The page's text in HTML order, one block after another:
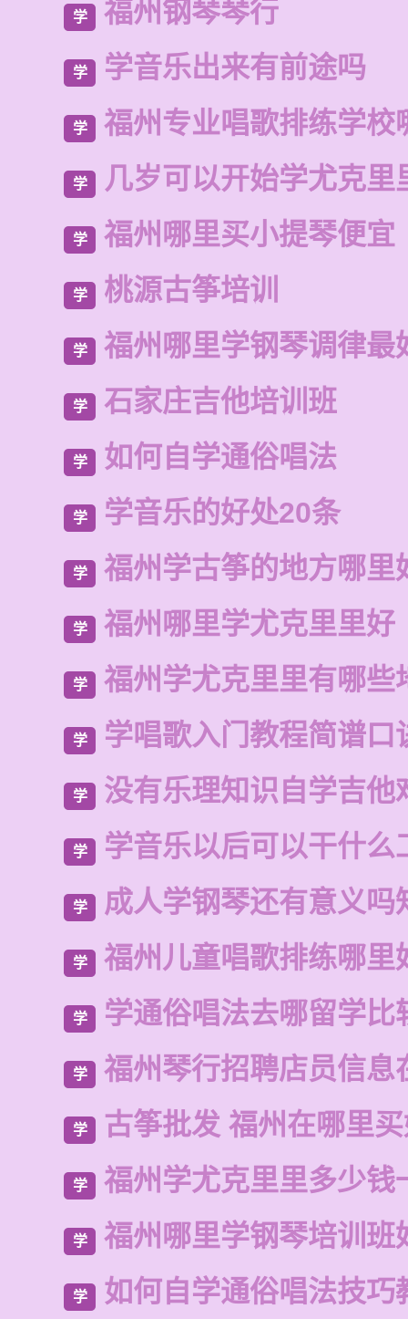
学 福州钢琴琴行
学 学音乐出来有前途吗
学 福州专业唱歌排练学校
学 几岁可以开始学尤克里
学 福州哪里买小提琴便宜
学 桃源古筝培训
学 福州哪里学钢琴调律最
学 石家庄吉他培训班
学 如何自学通俗唱法
学 学音乐的好处20条
学 福州学古筝的地方哪里
学 福州哪里学尤克里里好
学 福州学尤克里里有哪些
学 学唱歌入门教程简谱口
学 没有乐理知识自学吉他
学 学音乐以后可以干什么
学 成人学钢琴还有意义吗
学 福州儿童唱歌排练哪里
学 学通俗唱法去哪留学比
学 福州琴行招聘店员信息
学 古筝批发 福州在哪里
学 福州学尤克里里多少钱
学 福州哪里学钢琴培训班
学 如何自学通俗唱法技巧